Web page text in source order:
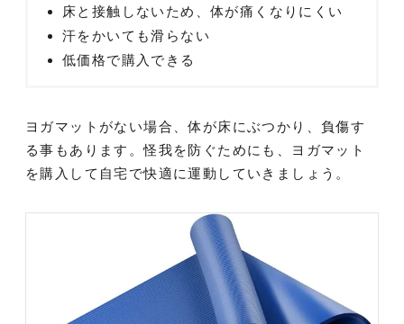
床と接触しないため、体が痛くなりにくい
汗をかいても滑らない
低価格で購入できる
ヨガマットがない場合、体が床にぶつかり、負傷す
る事もあります。怪我を防ぐためにも、ヨガマット
を購入して自宅で快適に運動していきましょう。